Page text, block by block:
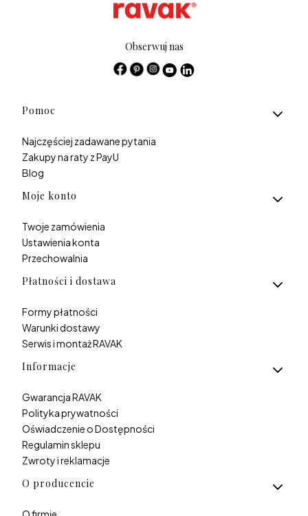
Obserwuj nas
Linki w stopce
Pomoc
Najczęściej zadawane pytania
Zakupy na raty z PayU
Blog
Moje konto
Twoje zamówienia
Ustawienia konta
Przechowalnia
Płatności i dostawa
Formy płatności
Warunki dostawy
Serwis i montaż RAVAK
Informacje
Gwarancja RAVAK
Polityka prywatności
Oświadczenie o Dostępności
Regulamin sklepu
Zwroty i reklamacje
O producencie